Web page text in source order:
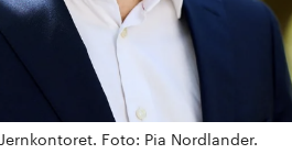
Foto: Pia Nordlander.